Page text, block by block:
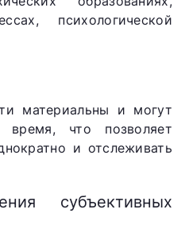
психологической
материальны и могут
время, что позволяет
и отслеживать
субъективных